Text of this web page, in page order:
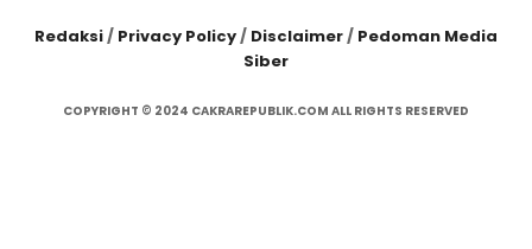
Redaksi/ Privacy Policy/ Disclaimer/ Pedoman Media
Siber
COPYRIGHT © 2024 CAKRAREPUBLIK.COM ALL RIGHTS RESERVED